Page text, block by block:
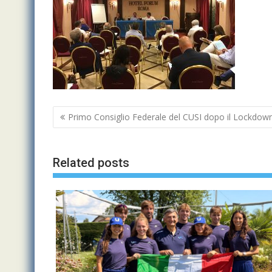
Navigazione
articoli
Primo Consiglio Federale del CUSI dopo il
Related posts